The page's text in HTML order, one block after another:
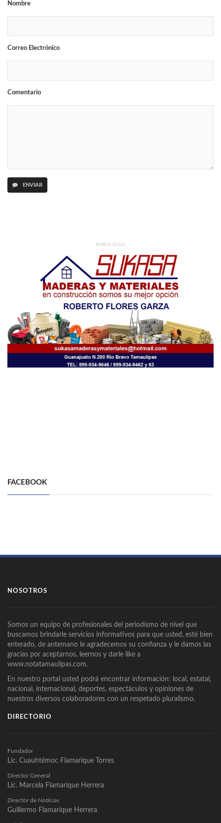
Nombre
Correo Electrónico
Comentario
ENVIAR
PUBLICIDAD
FACEBOOK
NOSOTROS
Somos un equipo de profesionales del periodismo de nivel que
buscamos brindarle servicios informativos para que usted, esté bien
enterado, de antemano le agradecemos su confianza y le damos las
gracias por aceptarnos, leernos y darle like a
www.notatamaulipas.com.
En nuestro portal usted podrá encontrar información: local, estatal,
nacional, internacional, deportes, espectáculos y opiniones de
nuestros diversos colaboradores con un respetado pluralismo.
DIRECTORIO
Fundador
Lic. Cuauhtémoc Flamarique Torres
Director General
Lic. Marcela Flamarique Herrera
Director de Noticias
Guillermo Flamarique Herrera